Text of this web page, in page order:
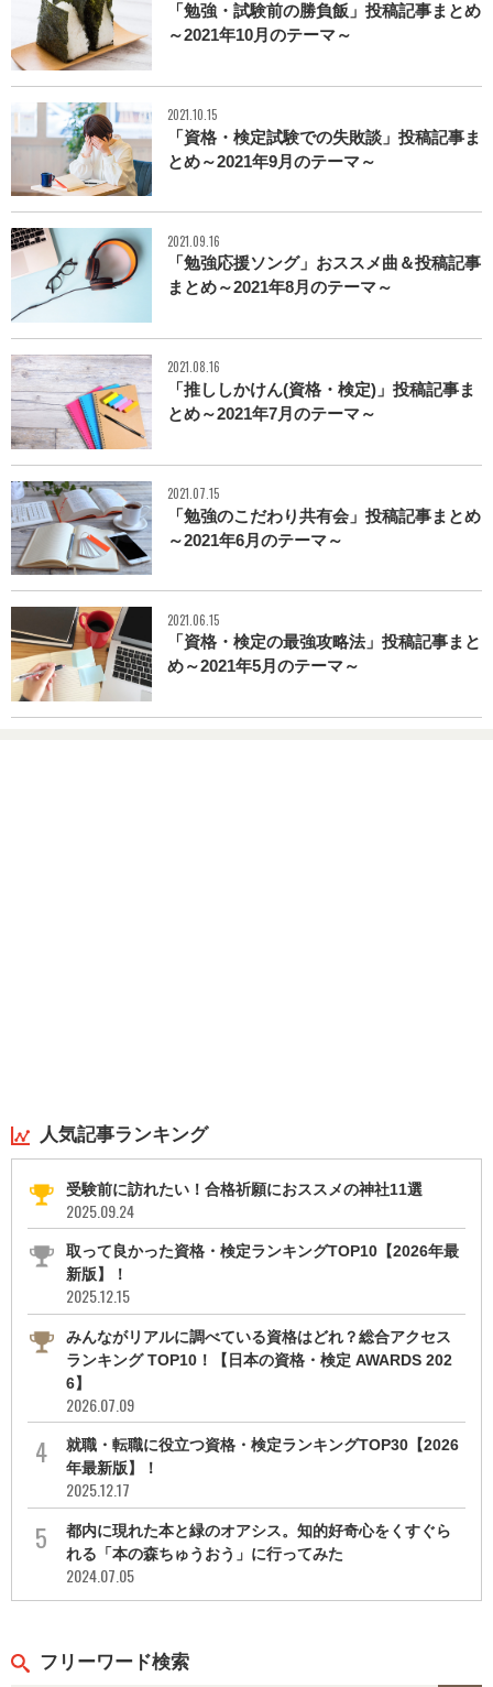
「勉強・試験前の勝負飯」投稿記事まとめ
～2021年10月のテーマ～
2021.10.15
「資格・検定試験での失敗談」投稿記事ま
とめ～2021年9月のテーマ～
2021.09.16
「勉強応援ソング」おススメ曲＆投稿記事
まとめ～2021年8月のテーマ～
2021.08.16
「推ししかけん(資格・検定)」投稿記事ま
とめ～2021年7月のテーマ～
2021.07.15
「勉強のこだわり共有会」投稿記事まとめ
～2021年6月のテーマ～
2021.06.15
「資格・検定の最強攻略法」投稿記事まと
め～2021年5月のテーマ～
人気記事ランキング
受験前に訪れたい！合格祈願におススメの神社11選
2025.09.24
取って良かった資格・検定ランキングTOP10【2026年最
新版】！
2025.12.15
みんながリアルに調べている資格はどれ？総合アクセス
ランキング TOP10！【日本の資格・検定 AWARDS 202
6】
2026.07.09
就職・転職に役立つ資格・検定ランキングTOP30【2026
年最新版】！
2025.12.17
都内に現れた本と緑のオアシス。知的好奇心をくすぐら
れる「本の森ちゅうおう」に行ってみた
2024.07.05
フリーワード検索